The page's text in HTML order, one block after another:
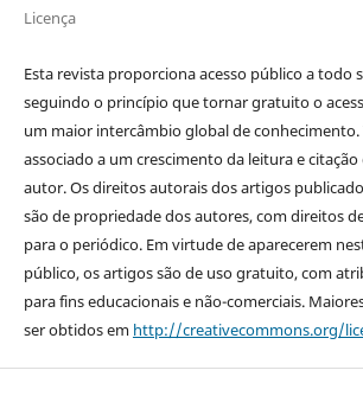
Licença
Esta revista proporciona acesso público a todo
seguindo o princípio que tornar gratuito o
um maior intercâmbio global de conhecimento.
associado a um crescimento da leitura e
autor. Os direitos autorais dos artigos
são de propriedade dos autores, com direitos
para o periódico. Em virtude de aparecerem
público, os artigos são de uso gratuito, com
para fins educacionais e não-comerciais.
ser obtidos em http://creativecommons.org/